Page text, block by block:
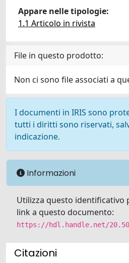
Appare nelle tipologie:
1.1 Articolo in rivista
File in questo prodotto:
Non ci sono file associati a
I documenti in IRIS sono
tutti i diritti sono riservati,
indicazione.
Informazioni
Utilizza questo identificativo
link a questo documento:
https://hdl.handle.net/
Citazioni